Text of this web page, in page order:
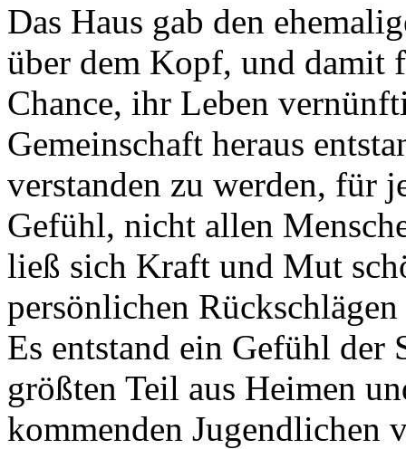
Das Haus gab den
über dem Kopf, und damit
Chance, ihr Leben
Gemeinschaft heraus
verstanden zu werden, für
Gefühl, nicht allen
ließ sich Kraft und Mut
persönlichen
Es entstand ein Gefühl
größten Teil aus Heimen
kommenden Jugendlichen